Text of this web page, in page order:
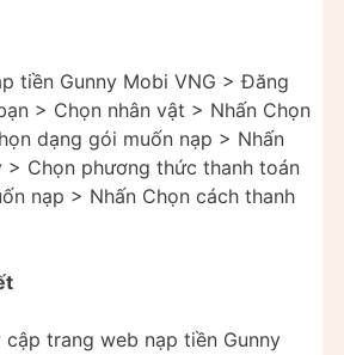
tiền Gunny Mobi VNG > Đăng
> Chọn nhân vật > Nhấn Chọn
dạng gói muốn nạp > Nhấn
> Chọn phương thức thanh toán
nạp > Nhấn Chọn cách thanh
cập trang web nạp tiền Gunny